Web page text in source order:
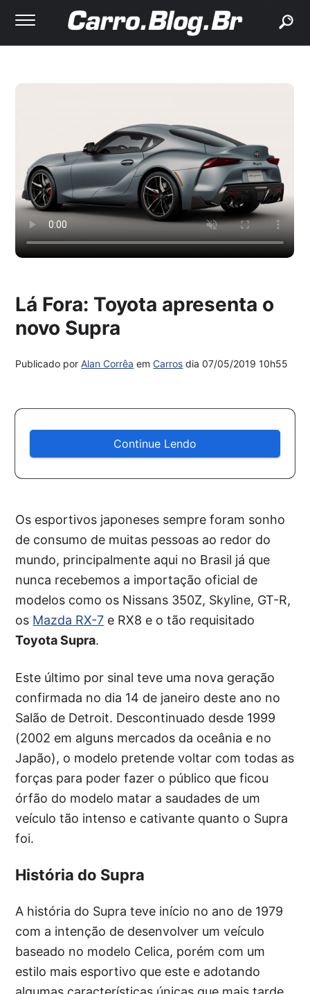
Lá Fora: Toyota apresenta o
novo Supra
Publicado porAlan Corrêa emCarros dia07/05/2019 10h55
Continue Lendo
Os esportivos japoneses sempre foram sonho
de consumo de muitas pessoas ao redor do
mundo, principalmente aqui no Brasil já que
nunca recebemos a importação oficial de
modelos como os Nissans 350Z, Skyline, GT-R,
os Mazda RX-7 e RX8 e o tão requisitado
Toyota Supra.
Este último por sinal teve uma nova geração
confirmada no dia 14 de janeiro deste ano no
Salão de Detroit. Descontinuado desde 1999
(2002 em alguns mercados da oceânia e no
Japão), o modelo pretende voltar com todas as
forças para poder fazer o público que ficou
órfão do modelo matar a saudades de um
veículo tão intenso e cativante quanto o Supra
foi.
História do Supra
A história do Supra teve início no ano de 1979
com a intenção de desenvolver um veículo
baseado no modelo Celica, porém com um
estilo mais esportivo que este e adotando